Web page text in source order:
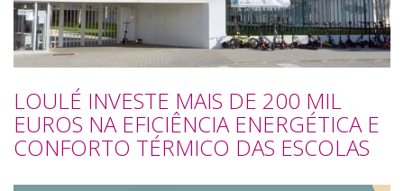
LOULÉ INVESTE MAIS DE 200 MIL
EUROS NA EFICIÊNCIA ENERGÉTICA E
CONFORTO TÉRMICO DAS ESCOLAS